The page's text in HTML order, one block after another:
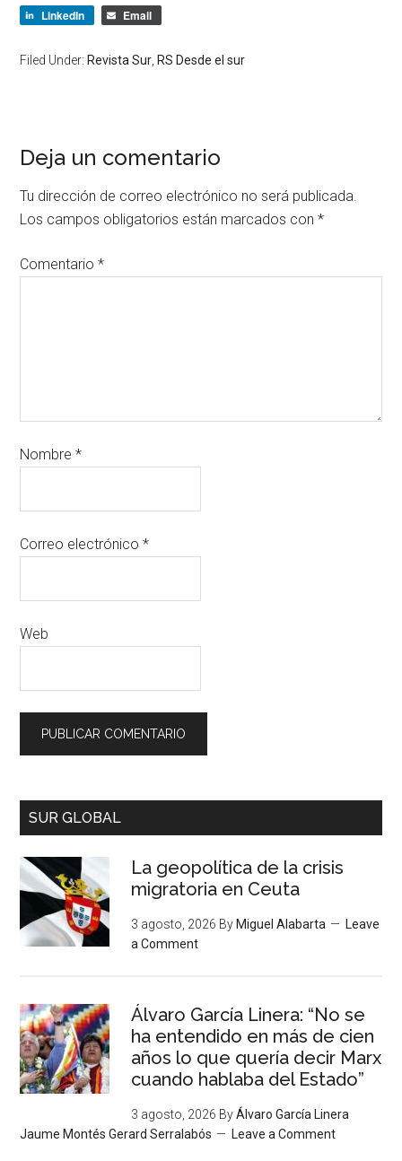
LinkedIn
Email
Filed Under: Revista Sur, RS Desde el sur
Deja un comentario
Tu dirección de correo electrónico no será publicada.
Los campos obligatorios están marcados con*
Comentario*
Nombre*
Correo electrónico*
Web
SUR GLOBAL
La geopolítica de la crisis
migratoria en Ceuta
3 agosto, 2026 By Miguel Alabarta
Leave
a Comment
Álvaro García Linera: “No se
ha entendido en más de cien
años lo que quería decir Marx
cuando hablaba del Estado”
3 agosto, 2026 ByÁlvaro García Linera
Jaume Montés Gerard Serralabós
Leave a Comment